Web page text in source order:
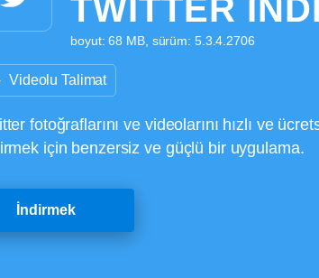
TWITTER
boyut: 68 MB, sürüm: 5.3.4.2706
Videolu Talimat
fotoğraflarını ve videolarını hızlı ve
için benzersiz ve güçlü bir uygulama.
İndirmek